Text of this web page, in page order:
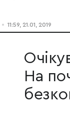
11:59, 21.01, 2019
На